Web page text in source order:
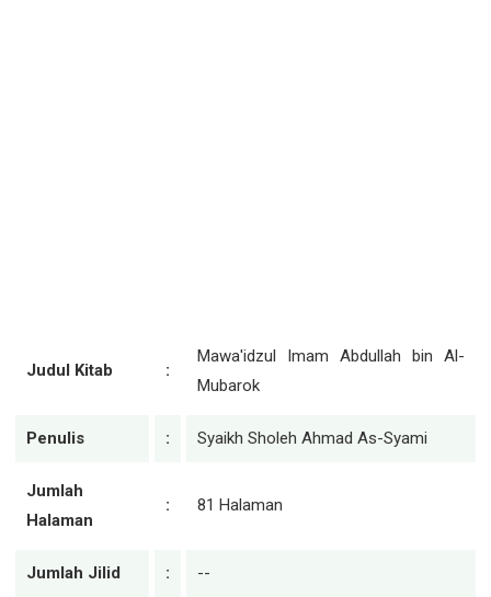
Judul Kitab :
Mawa'idzul Imam Abdullah bin Al-
Mubarok
Penulis : Syaikh Sholeh Ahmad As-Syami
Jumlah
Halaman
: 81 Halaman
Jumlah Jilid : --